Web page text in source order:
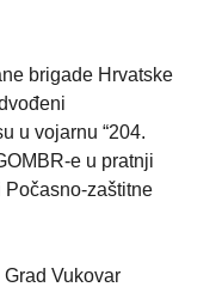
brigade Hrvatske
u vojarnu “204.
e u pratnji
zaštitne
Vukovar